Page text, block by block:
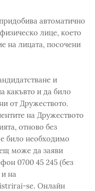
автоматично
лице, което
на лицата, посочени
и
какъвто и да било
от Дружеството.
на Дружеството
отново без
било необходимо
може да заяви
0700 45 245 (без
на
se. Онлайн